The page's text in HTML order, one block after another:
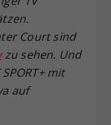
Court sind
zu sehen. Und
mit
auf